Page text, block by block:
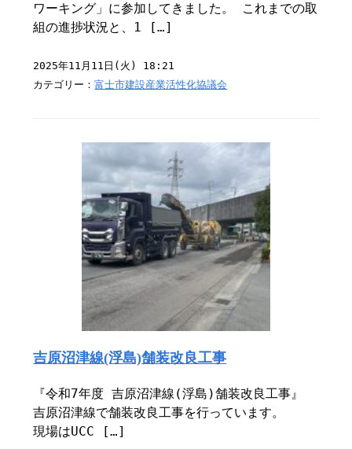
ワーキング」に参加してきました。 これまでの取
組の進捗状況と、1 […]
2025年11月11日(火) 18:21
カテゴリー：富士市建設産業活性化協議会
吉原沼津線(浮島)舗装改良工事
『令和7年度 吉原沼津線(浮島)舗装改良工事』 ⁡
吉原沼津線で舗装改良工事を行っています。
現場はUCC […]